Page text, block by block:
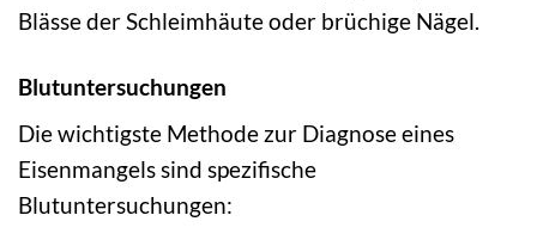
Blässe der Schleimhäute oder brüchige Nägel.
Blutuntersuchungen
Die wichtigste Methode zur Diagnose eines
Eisenmangels sind spezifische
Blutuntersuchungen: